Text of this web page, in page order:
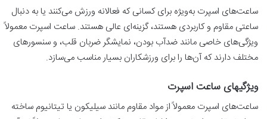
ساعت‌های اسپرت به‌ویژه برای کسانی که فعالانه ورزش می‌کنند یا به دنبال
ساعتی مقاوم و کاربردی هستند، گزینه‌ای عالی هستند. ساعت اسپرت معمولاً
ویژگی‌های خاصی مانند ضدآب بودن، نمایشگر ضربان قلب، و سنسورهای
مختلف دارند که آن‌ها را برای ورزشکاران بسیار مناسب می‌سازد.
ویژگیهای ساعت اسپرت
ساعت‌های اسپرت معمولاً از مواد مقاوم مانند سیلیکون یا تیتانیوم ساخته